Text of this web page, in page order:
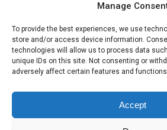
Manage
To provide the best experiences, we use
store and/or access device information.
technologies will allow us to process data
unique IDs on this site. Not consenting or
adversely affect certain features and
Accept